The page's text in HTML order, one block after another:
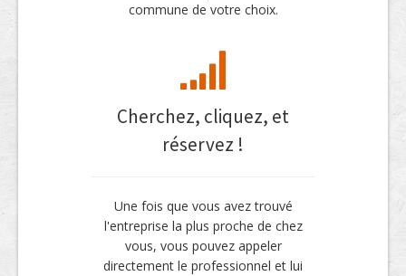
commune de votre choix.
Cherchez, cliquez, et
réservez !
Une fois que vous avez trouvé
l'entreprise la plus proche de chez
vous, vous pouvez appeler
directement le professionnel et lui